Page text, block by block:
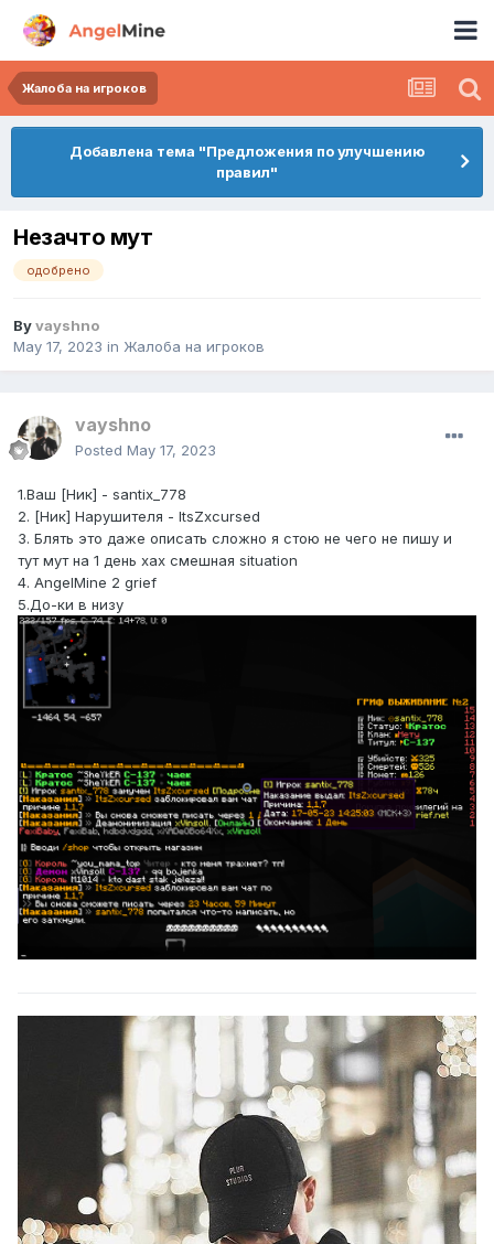
Жалоба на игроков
Добавлена тема "Предложения по улучшению
правил"
Незачто мут
одобрено
Byvayshno
May 17, 2023 in Жалоба на игроков
vayshno
Posted May 17, 2023
1.Ваш [Ник] - santix_778
2. [Ник] Нарушителя - ItsZxcursed
3. Блять это даже описать сложно я стою не чего не пишу и
тут мут на 1 день хах смешная situation
4. AngelMine 2 grief
5.До-ки в низу